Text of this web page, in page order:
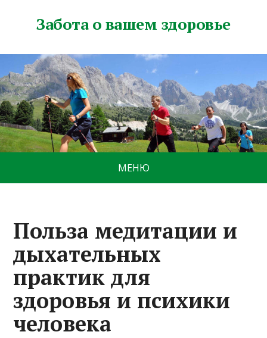
Забота о вашем здоровье
МЕНЮ
Польза медитации и
дыхательных
практик для
здоровья и психики
человека